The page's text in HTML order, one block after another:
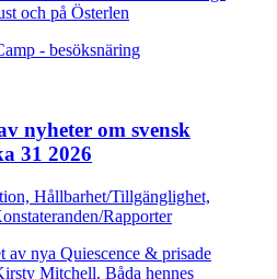
och på Österlen
nyheter om svensk
31 2026
Hållbarhet/Tillgänglighet,
Rapporter